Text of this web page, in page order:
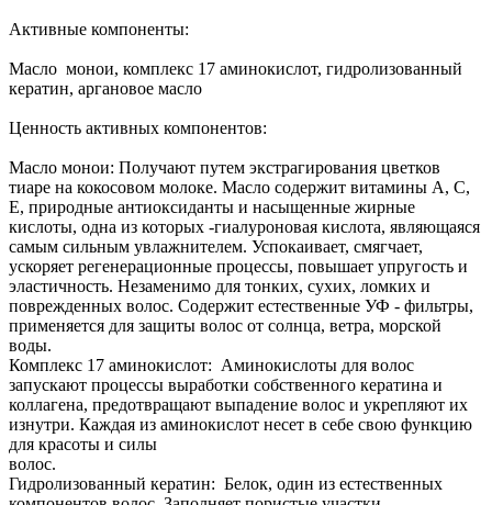
Активные компоненты:
Масло монои, комплекс 17 аминокислот, гидролизованный
кератин, аргановое масло
Ценность активных компонентов:
Масло монои: Получают путем экстрагирования цветков
тиаре на кокосовом молоке. Масло содержит витамины А, С,
Е, природные антиоксиданты и насыщенные жирные
кислоты, одна из которых -гиалуроновая кислота, являющаяся
самым сильным увлажнителем. Успокаивает, смягчает,
ускоряет регенерационные процессы, повышает упругость и
эластичность. Незаменимо для тонких, сухих, ломких и
поврежденных волос. Содержит естественные УФ - фильтры,
применяется для защиты волос от солнца, ветра, морской
Комплекс 17 аминокислот: Аминокислоты для волос
запускают процессы выработки собственного кератина и
коллагена, предотвращают выпадение волос и укрепляют их
изнутри. Каждая из аминокислот несет в себе свою функцию
для красоты и силы
Гидролизованный кератин: Белок, один из естественных